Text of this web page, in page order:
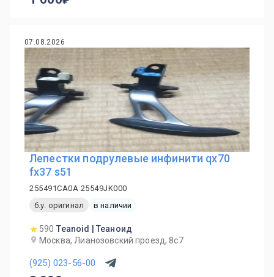
07.08.2026
Лепестки подрулевые инфинити qx70
fx37 s51
255491CA0A 25549JK000
б.у. оригинал
в наличии
590 Teanoid | Теаноид
Москва, Лианозовский проезд, 8с7
(925) 023-56-00